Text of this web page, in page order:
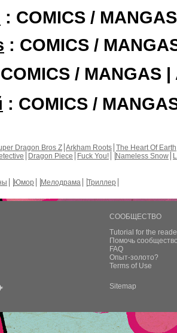
: COMICS /
: COMICS /
/ MANGAS |
: COMICS /
Dragon Bros Z Arkham Roots The Heart Of Earth
Dragon Piece Fuck You! Nameless Snow
Юмор Мелодрама Триллер
СООБЩЕСТВО
Tutorial for the
Помочь
FAQ
Опыт-золото?
Terms of Use
Sitemap